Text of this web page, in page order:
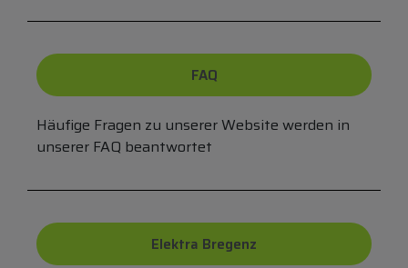
FAQ
Häufige Fragen zu unserer Website werden in
unserer FAQ beantwortet
Elektra Bregenz